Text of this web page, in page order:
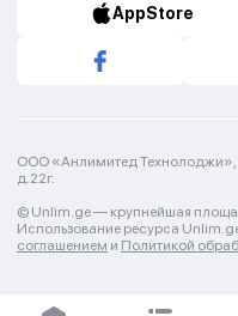
AppStore
ООО «Анлимитед Технолоджи»,
д.22г.
© Unlim.ge — крупнейшая
Использование ресурса
соглашением и Политикой